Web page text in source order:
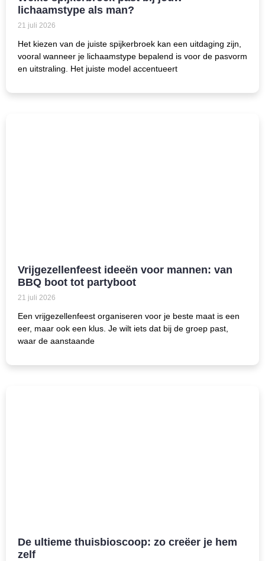
lichaamstype als man?
21 juli 2026
Het kiezen van de juiste spijkerbroek kan een uitdaging zijn,
vooral wanneer je lichaamstype bepalend is voor de pasvorm
en uitstraling. Het juiste model accentueert
Vrijgezellenfeest ideeën voor mannen: van
BBQ boot tot partyboot
21 juli 2026
Een vrijgezellenfeest organiseren voor je beste maat is een
eer, maar ook een klus. Je wilt iets dat bij de groep past,
waar de aanstaande
De ultieme thuisbioscoop: zo creëer je hem
zelf